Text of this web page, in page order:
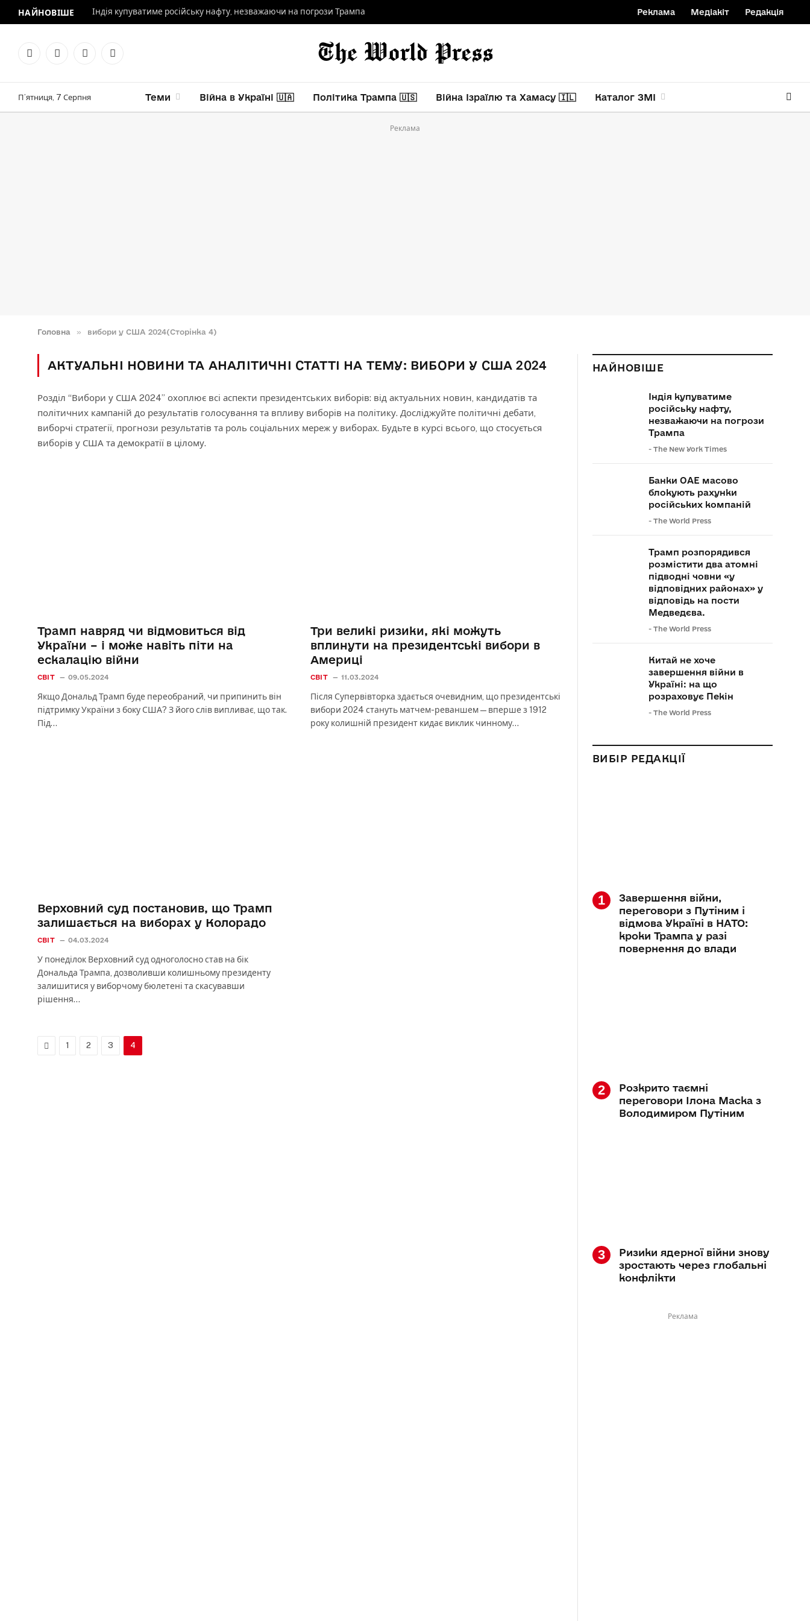
НАЙНОВІШЕ Індія купуватиме російську нафту, незважаючи на погрози Трампа Реклама Медіакіт Редакція
Facebook
X
InstagramTelegram
П’ятниця, 7 Серпня Теми Війна в Україні 🇺🇦 Політика Трампа 🇺🇸 Війна Ізраїлю та Хамасу 🇮🇱 Каталог ЗМІ
Реклама
Головна » вибори у США 2024(Сторінка 4)
АКТУАЛЬНІ НОВИНИ ТА АНАЛІТИЧНІ СТАТТІ НА ТЕМУ: ВИБОРИ У США 2024
Розділ “Вибори у США 2024” охоплює всі аспекти президентських виборів: від актуальних новин, кандидатів та
політичних кампаній до результатів голосування та впливу виборів на політику. Досліджуйте політичні дебати,
виборчі стратегії, прогнози результатів та роль соціальних мереж у виборах. Будьте в курсі всього, що стосується
виборів у США та демократії в цілому.
Трамп навряд чи відмовиться від
України – і може навіть піти на
ескалацію війни
СВІТ 09.05.2024
Якщо Дональд Трамп буде переобраний, чи припинить він
підтримку України з боку США? З його слів випливає, що так.
Під…
Три великі ризики, які можуть
вплинути на президентські вибори в
Америці
СВІТ 11.03.2024
Після Супервівторка здається очевидним, що президентські
вибори 2024 стануть матчем-реваншем — вперше з 1912
року колишній президент кидає виклик чинному…
Верховний суд постановив, що Трамп
залишається на виборах у Колорадо
СВІТ 04.03.2024
У понеділок Верховний суд одноголосно став на бік
Дональда Трампа, дозволивши колишньому президенту
залишитися у виборчому бюлетені та скасувавши
рішення…
Previous
1 2 3 4
НАЙНОВІШЕ
Індія купуватиме
російську нафту,
незважаючи на погрози
Трампа
- The New York Times
Банки ОАЕ масово
блокують рахунки
російських компаній
- The World Press
Трамп розпорядився
розмістити два атомні
підводні човни «у
відповідних районах» у
відповідь на пости
Медведєва.
- The World Press
Китай не хоче
завершення війни в
Україні: на що
розраховує Пекін
- The World Press
ВИБІР РЕДАКЦІЇ
Завершення війни,
переговори з Путіним і
відмова Україні в НАТО:
кроки Трампа у разі
повернення до влади
Розкрито таємні
переговори Ілона Маска з
Володимиром Путіним
Ризики ядерної війни знову
зростають через глобальні
конфлікти
Реклама